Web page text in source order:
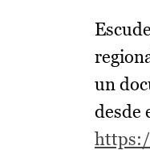
un
desde